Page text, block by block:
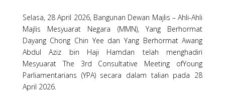
Selasa, 28 April 2026, Bangunan Dewan Majlis – Ahli-Ahli
Majlis Mesyuarat Negara (MMN), Yang Berhormat
Dayang Chong Chin Yee dan Yang Berhormat Awang
Abdul Aziz bin Haji Hamdan telah menghadiri
Mesyuarat The 3rd Consultative Meeting ofYoung
Parliamentarians (YPA) secara dalam talian pada 28
April 2026.